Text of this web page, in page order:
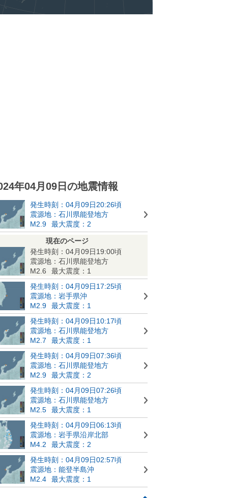
年04月09日の地震情報
発生時刻：04月09日20:26頃
震源地：石川県能登地方
M2.9
最大震度：2
現在のページ
発生時刻：04月09日19:00頃
震源地：石川県能登地方
M2.6
最大震度：1
発生時刻：04月09日17:25頃
震源地：岩手県沖
M2.9
最大震度：1
発生時刻：04月09日10:17頃
震源地：石川県能登地方
M2.7
最大震度：1
発生時刻：04月09日07:36頃
震源地：石川県能登地方
M2.9
最大震度：2
発生時刻：04月09日07:26頃
震源地：石川県能登地方
M2.5
最大震度：1
発生時刻：04月09日06:13頃
震源地：岩手県沿岸北部
M4.2
最大震度：2
発生時刻：04月09日02:57頃
震源地：能登半島沖
M2.4
最大震度：1